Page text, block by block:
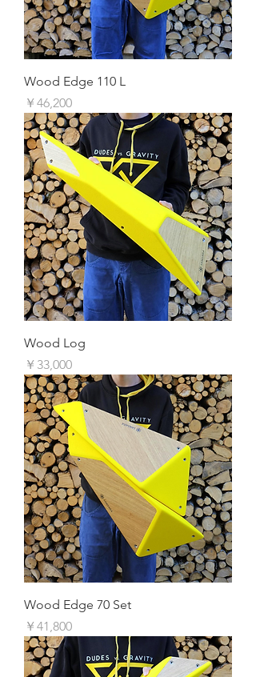
Wood Edge 110 L
価格
￥46,200
Wood Log
価格
￥33,000
Wood Edge 70 Set
価格
￥41,800